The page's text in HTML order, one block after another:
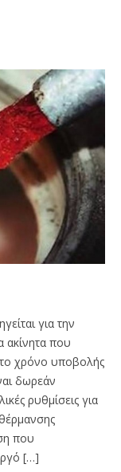
για την
ακίνητα που
το χρόνο υποβολής
δωρεάν
ρυθμίσεις για
που
[…]